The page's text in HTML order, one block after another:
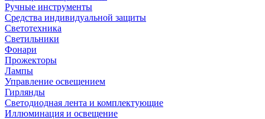
Ручные инструменты
Средства индивидуальной защиты
Светотехника
Светильники
Фонари
Прожекторы
Лампы
Управление освещением
Гирлянды
Светодиодная лента и комплектующие
Иллюминация и освещение